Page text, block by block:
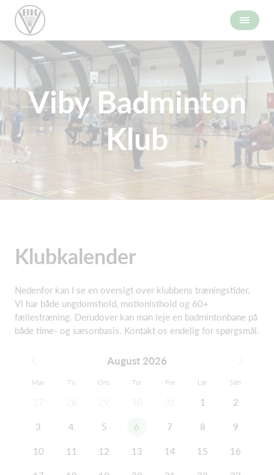
Viby Badminton
Klub
Klubkalender
Nedenfor kan I se en oversigt over klubbens træningstider.
Vi har både ungdomshold, motionisthold og 60+
fællestræning. Derudover kan man leje en badmintonbane på
både time- og sæsonbasis. Kontakt os endelig for spørgsmål.
August 2026
Man Tir Ons Tor Fre Lør Søn
1 2
3 4 5 6 7 8 9
10 11 12 13 14 15 16